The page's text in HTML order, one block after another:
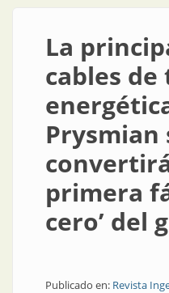
La
cables
Prysmian
primera
cero’ del
Publicado en: Revista